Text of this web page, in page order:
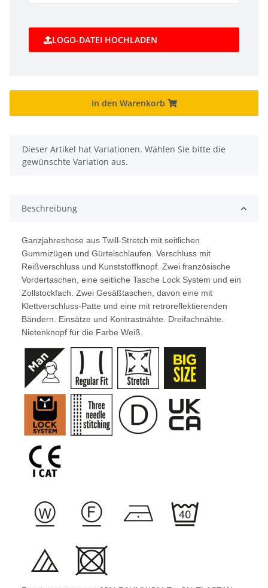
LOGO-DATEI HOCHLADEN
In den Warenkorb
x
Dieser Artikel hat Variationen. Wählen Sie bitte die
gewünschte Variation aus.
Beschreibung
Ganzjahreshose aus Twill-Stretch mit seitlichen
Gummizügen und Gürtelschlaufen. Verschluss mit
Reißverschluss und Kunststoffknopf. Zwei französische
Vordertaschen, eine seitliche Tasche Lock System und ein
Zollstockfach. Zwei Gesäßtaschen, davon eine mit
Klettverschluss-Patte und eine mit retroreflektierenden
Bändern. Einsätze und Kontrastnähte. Dreifachnähte.
Nietenknopf für die Farbe Weiß.